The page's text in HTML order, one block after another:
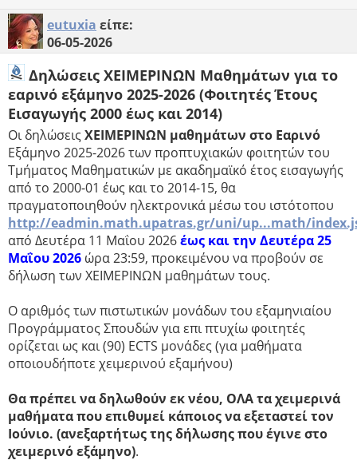
eutuxia είπε:
06-05-2026
Δηλώσεις ΧΕΙΜΕΡΙΝΩΝ Μαθημάτων για το
εαρινό εξάμηνο 2025-2026 (Φοιτητές Έτους
Εισαγωγής 2000 έως και 2014)
Οι δηλώσεις ΧΕΙΜΕΡΙΝΩΝ μαθημάτων στο Εαρινό
Εξάμηνο 2025-2026 των προπτυχιακών φοιτητών του
Τμήματος Μαθηματικών με ακαδημαϊκό έτος εισαγωγής
από το 2000-01 έως και το 2014-15, θα
πραγματοποιηθούν ηλεκτρονικά μέσω του ιστότοπου
http://eadmin.math.upatras.gr/uni/up...math/
από Δευτέρα 11 Μαΐου 2026έως και την Δευτέρα 25
Μαΐου 2026 ώρα 23:59, προκειμένου να προβούν σε
δήλωση των ΧΕΙΜΕΡΙΝΩΝ μαθημάτων τους.
Ο αριθμός των πιστωτικών μονάδων του εξαμηνιαίου
Προγράμματος Σπουδών για επι πτυχίω φοιτητές
ορίζεται ως και (90) ECTS μονάδες (για μαθήματα
οποιουδήποτε χειμερινού εξαμήνου)
Θα πρέπει να δηλωθούν εκ νέου, ΟΛΑ τα χειμερινά
μαθήματα που επιθυμεί κάποιος να εξεταστεί τον
Ιούνιο. (ανεξαρτήτως της δήλωσης που έγινε στο
χειμερινό εξάμηνο).